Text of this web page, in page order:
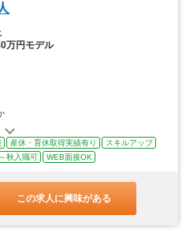
万円モデル
産休・育休取得実績有り
スキルアップ
秋入職可 WEB面接OK
この求人に興味がある